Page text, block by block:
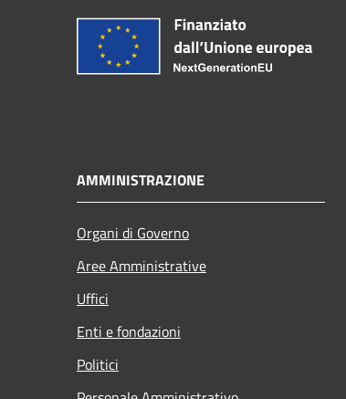
AMMINISTRAZIONE
Organi di Governo
Aree Amministrative
Uffici
Enti e fondazioni
Politici